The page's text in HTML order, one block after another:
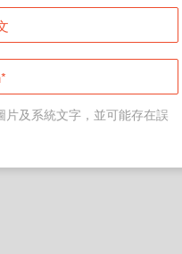
及系統文字，並可能存在誤